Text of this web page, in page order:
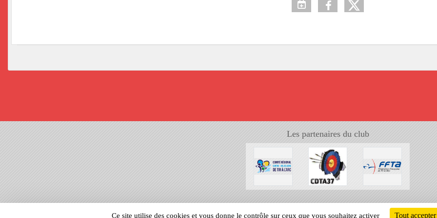
Les partenaires du club
REGIONSCe site utilise des cookies et vous donne le contrôle sur ceux que vous souhaitez activer Tout accepter